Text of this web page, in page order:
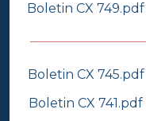
Boletin CX 749.pdf
Boletin CX 745.pdf
Boletin CX 741.pdf